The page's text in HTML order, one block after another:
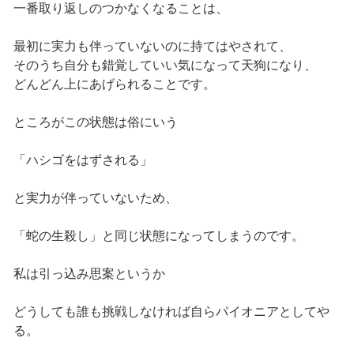
一番取り返しのつかなくなることは、
最初に実力も伴っていないのに持てはやされて、
そのうち自分も錯覚していい気になって天狗になり、
どんどん上にあげられることです。
ところがこの状態は俗にいう
「ハシゴをはずされる」
と実力が伴っていないため、
「蛇の生殺し」と同じ状態になってしまうのです。
私は引っ込み思案というか
どうしても誰も挑戦しなければ自らパイオニアとしてや
る。